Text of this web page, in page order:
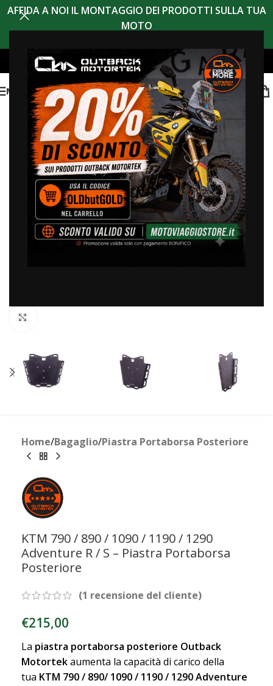
AFFIDA A NOI IL MONTAGGIO DEI PRODOTTI SULLA TUA
MOTO
MENU
sconto 20% codice
OLDBUTGOLD
Home/Bagaglio/Piastra Portaborsa Posteriore
KTM 790 / 890 / 1090 / 1190 / 1290
Adventure R / S – Piastra Portaborsa
Posteriore
(1 recensione del cliente)
€215,00
La piastra portaborsa posteriore Outback
Motortekaumenta la capacità di carico della
tua KTM 790 / 890/ 1090 / 1190 / 1290 Adventure